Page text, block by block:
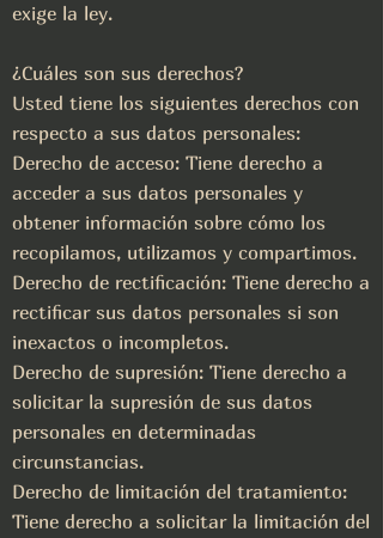
exige la ley.
¿Cuáles son sus derechos?
Usted tiene los siguientes derechos con
respecto a sus datos personales:
Derecho de acceso: Tiene derecho a
acceder a sus datos personales y
obtener información sobre cómo los
recopilamos, utilizamos y compartimos.
Derecho de rectificación: Tiene derecho a
rectificar sus datos personales si son
inexactos o incompletos.
Derecho de supresión: Tiene derecho a
solicitar la supresión de sus datos
personales en determinadas
circunstancias.
Derecho de limitación del tratamiento:
Tiene derecho a solicitar la limitación del